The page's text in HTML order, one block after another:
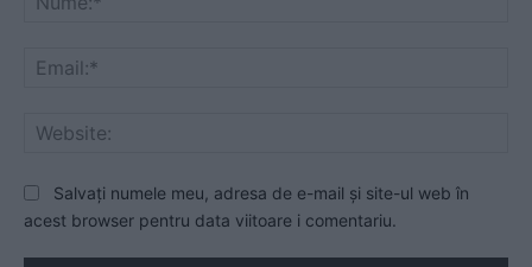
Salvați numele meu, adresa de e-mail și site-ul web în
acest browser pentru data viitoare i comentariu.